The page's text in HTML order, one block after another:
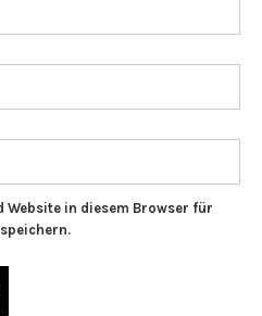
Website in diesem Browser für